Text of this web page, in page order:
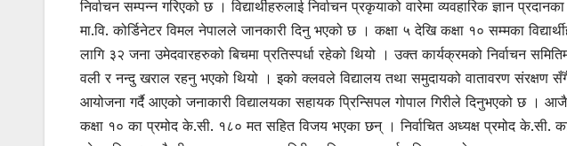
निर्वाचन सम्पन्न गरिएको छ । विद्यार्थीहरुलाई निर्वाचन प्रकृयाको वारेमा व्यवहारिक ज्ञान
मा.वि. कोर्डिनेटर विमल नेपालले जानकारी दिनु भएको छ । कक्षा ५ देखि कक्षा १० सम्मका
लागि ३२ जना उमेदवारहरुको बिचमा प्रतिस्पर्धा रहेको थियो । उक्त कार्यक्रमको निर्वाचन
वली र नन्दु खराल रहनु भएको थियो । इको क्लवले विद्यालय तथा समुदायको वातावरण संरक्षण सँगै
आयोजना गर्दै आएको जनाकारी विद्यालयका सहायक प्रिन्सिपल गोपाल गिरीले दिनुभएको छ ।
कक्षा १० का प्रमोद के.सी. १८० मत सहित विजय भएका छन् । निर्वाचित अध्यक्ष प्रमोद के.सी.